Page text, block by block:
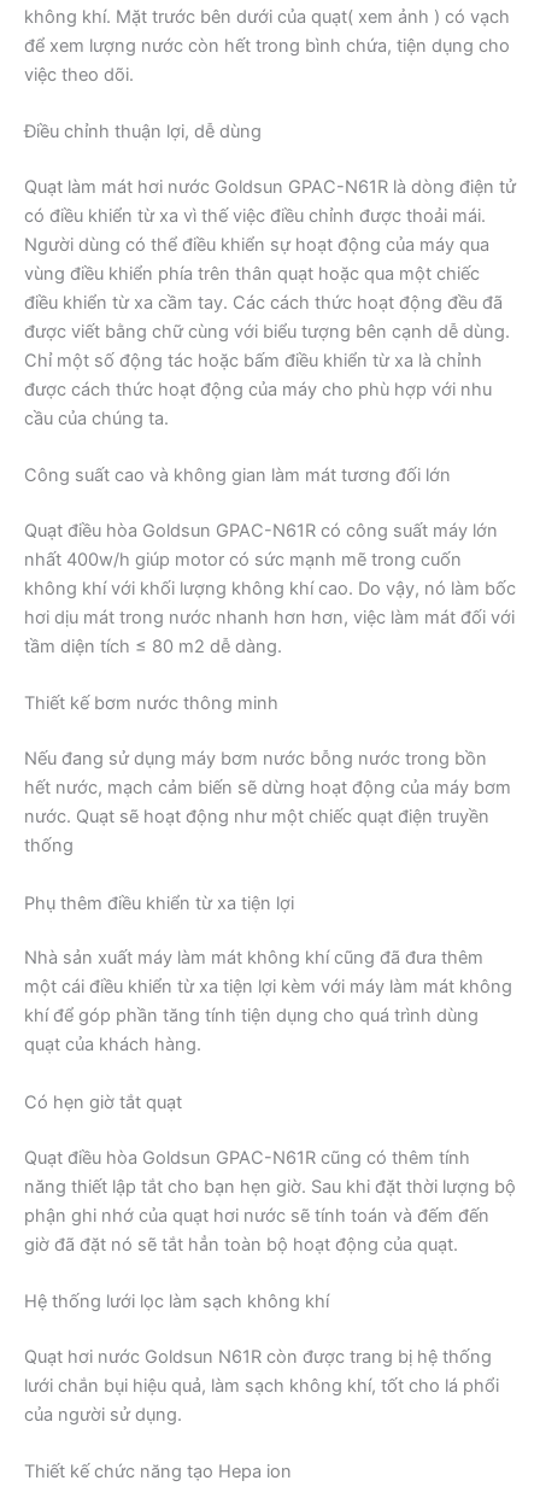
không khí. Mặt trước bên dưới của quạt( xem ảnh ) có vạch
để xem lượng nước còn hết trong bình chứa, tiện dụng cho
việc theo dõi.
Điều chỉnh thuận lợi, dễ dùng
Quạt làm mát hơi nước Goldsun GPAC-N61R là dòng điện tử
có điều khiển từ xa vì thế việc điều chỉnh được thoải mái.
Người dùng có thể điều khiển sự hoạt động của máy qua
vùng điều khiển phía trên thân quạt hoặc qua một chiếc
điều khiển từ xa cầm tay. Các cách thức hoạt động đều đã
được viết bằng chữ cùng với biểu tượng bên cạnh dễ dùng.
Chỉ một số động tác hoặc bấm điều khiển từ xa là chỉnh
được cách thức hoạt động của máy cho phù hợp với nhu
cầu của chúng ta.
Công suất cao và không gian làm mát tương đối lớn
Quạt điều hòa Goldsun GPAC-N61R có công suất máy lớn
nhất 400w/h giúp motor có sức mạnh mẽ trong cuốn
không khí với khối lượng không khí cao. Do vậy, nó làm bốc
hơi dịu mát trong nước nhanh hơn hơn, việc làm mát đối với
tầm diện tích ≤ 80 m2 dễ dàng.
Thiết kế bơm nước thông minh
Nếu đang sử dụng máy bơm nước bỗng nước trong bồn
hết nước, mạch cảm biến sẽ dừng hoạt động của máy bơm
nước. Quạt sẽ hoạt động như một chiếc quạt điện truyền
thống
Phụ thêm điều khiển từ xa tiện lợi
Nhà sản xuất máy làm mát không khí cũng đã đưa thêm
một cái điều khiển từ xa tiện lợi kèm với máy làm mát không
khí để góp phần tăng tính tiện dụng cho quá trình dùng
quạt của khách hàng.
Có hẹn giờ tắt quạt
Quạt điều hòa Goldsun GPAC-N61R cũng có thêm tính
năng thiết lập tắt cho bạn hẹn giờ. Sau khi đặt thời lượng bộ
phận ghi nhớ của quạt hơi nước sẽ tính toán và đếm đến
giờ đã đặt nó sẽ tắt hẳn toàn bộ hoạt động của quạt.
Hệ thống lưới lọc làm sạch không khí
Quạt hơi nước Goldsun N61R còn được trang bị hệ thống
lưới chắn bụi hiệu quả, làm sạch không khí, tốt cho lá phổi
của người sử dụng.
Thiết kế chức năng tạo Hepa ion